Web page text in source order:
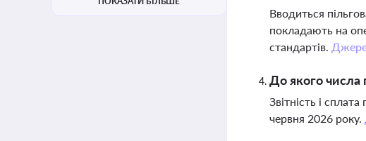
Вводиться
покладають на
стандартів.
До якого числа
Звітність і
червня 2026 року.